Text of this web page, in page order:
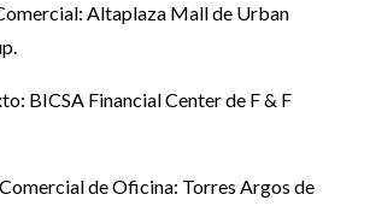
Altaplaza Mall de Urban
BICSA Financial Center de F & F
de Oficina: Torres Argos de